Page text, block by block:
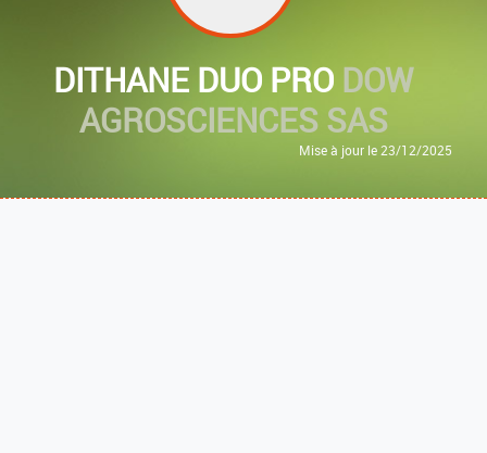
DITHANE DUO PRO DOW
AGROSCIENCES SAS
Mise à jour le 23/12/2025